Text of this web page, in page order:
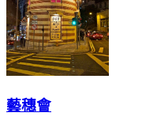
藝穗會